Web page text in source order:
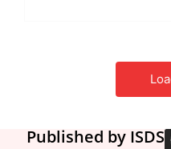
Published by ISDS